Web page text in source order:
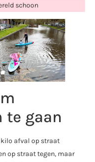
schoon
te gaan
afval op straat
op straat tegen, maar